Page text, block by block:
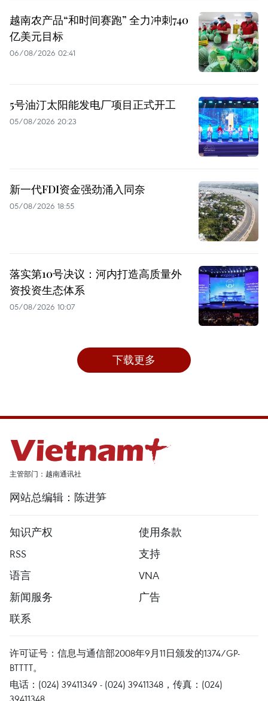
越南农产品“和时间赛跑” 全力冲刺740
亿美元目标
06/08/2026 02:41
5号油汀太阳能发电厂项目正式开工
05/08/2026 20:23
新一代FDI资金强劲涌入同奈
05/08/2026 18:55
落实第10号决议：河内打造高质量外
资投资生态体系
05/08/2026 10:07
下载更多
主管部门：越南通讯社
网站总编辑：陈进笋
知识产权
使用条款
RSS
支持
语言
VNA
新闻服务
广告
联系
许可证号：信息与通信部2008年9月11日颁发的1374/GP-
BTTTT。
电话：(024) 39411349 - (024) 39411348，传真：(024)